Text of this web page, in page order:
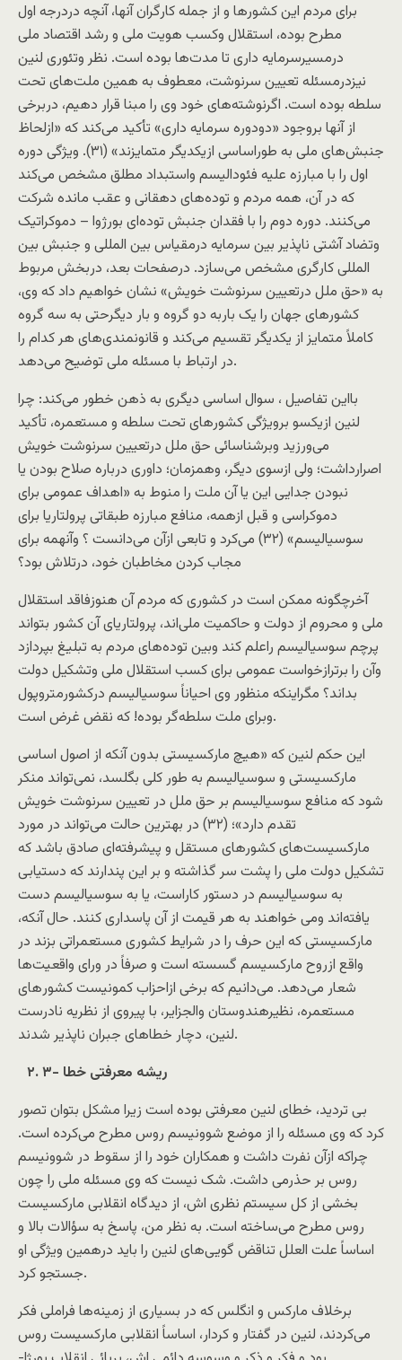
برای مردم اين کشورها و از جمله کارگران آنها، آنچه دردرجه اول
مطرح بوده، استقلال وکسب هويت ملی و رشد اقتصاد ملی
درمسيرسرمايه داری تا مدت‌ها بوده است. نظر وتئوری لنين
نيزدرمسئله تعيين سرنوشت، معطوف به همين ملت‌های تحت
سلطه بوده است. اگرنوشته‌های خود وی را مبنا قرار دهيم، دربرخی
از آنها بروجود «دودوره سرمايه داری» تأکيد می‌کند که «ازلحاظ
جنبش‌های ملی به طوراساسی ازيکديگر متمايزند» (۳۱). ويژگی دوره
اول را با مبارزه عليه فئوداليسم واستبداد مطلق مشخص می‌کند
که در آن، همه مردم و توده‌های دهقانی و عقب مانده شرکت
می‌کنند. دوره دوم را با فقدان جنبش توده‌ای بورژوا – دموکراتيک
وتضاد آشتی ناپذير بين سرمايه درمقياس بين المللی و جنبش بين
المللی کارگری مشخص می‌سازد. درصفحات بعد، دربخش مربوط
به «حق ملل درتعيين سرنوشت خويش» نشان خواهيم داد که وی،
کشورهای جهان را يک باربه دو گروه و بار ديگرحتی به سه گروه
کاملاً متمايز از يکديگر تقسيم می‌کند و قانونمندی‌های هر کدام را
در ارتباط با مسئله ملی توضيح می‌دهد.
بااين تفاصيل ، سوال اساسی ديگری به ذهن خطور می‌کند: چرا
لنين ازیکسو برويژگی کشورهای تحت سلطه و مستعمره، تأکيد
می‌ورزید وبرشناسائی حق ملل درتعيين سرنوشت خويش
اصرارداشت؛ ولی ازسوی دیگر، وهمزمان؛ داوری درباره صلاح بودن يا
نبودن جدايی اين يا آن ملت را منوط به «اهداف عمومی برای
دموکراسی و قبل ازهمه، منافع مبارزه طبقاتی پرولتاريا برای
سوسياليسم» (۳۲) می‌کرد و تابعی ازآن می‌دانست ؟ وآنهمه برای
مجاب کردن مخاطبان خود، درتلاش بود؟
آخرچگونه ممکن است در کشوری که مردم آن هنوزفاقد استقلال
ملی و محروم از دولت و حاکميت ملی‌اند، پرولتاريای آن کشور بتواند
پرچم سوسياليسم راعلم کند وبين توده‌های مردم به تبليغ بپردازد
وآن را برترازخواست عمومی برای کسب استقلال ملی وتشکيل دولت
بداند؟ مگراينکه منظور وی احياناً سوسياليسم درکشورمتروپول
وبرای ملت سلطه‌گر بوده! که نقض غرض است.
اين حکم لنين که «هيچ مارکسيستی بدون آنکه از اصول اساسی
مارکسيستی و سوسياليسم به طور کلی بگلسد، نمی‌تواند منکر
شود که منافع سوسياليسم بر حق ملل در تعيين سرنوشت خويش
تقدم دارد»؛ (۳۲) در بهترين حالت می‌تواند در مورد
مارکسيست‌های کشورهای مستقل و پيشرفته‌ای صادق باشد که
تشکيل دولت ملی را پشت سر گذاشته و بر اين پندارند که دستيابی
به سوسياليسم در دستور کاراست، يا به سوسياليسم دست
يافته‌اند ومی خواهند به هر قيمت از آن پاسداری کنند. حال آنکه،
مارکسيستی که اين حرف را در شرايط کشوری مستعمراتی بزند در
واقع ازروح مارکسيسم گسسته است و صرفاً در ورای واقعيت‌ها
شعار می‌دهد. می‌دانیم که برخی ازاحزاب کمونیست کشور‌های
مستعمره، نظیرهندوستان والجزایر، با پیروی از نظریه نادرست
لنین، دچار خطاهای جبران ناپذیر شدند.
۲. ۳- ريشه معرفتی خطا
بی ترديد، خطای لنين معرفتی بوده است زيرا مشکل بتوان تصور
کرد که وی مسئله را از موضع شوونيسم روس مطرح می‌کرده است.
چراکه ازآن نفرت داشت و همکاران خود را از سقوط در شوونيسم
روس بر حذرمی داشت. شک نيست که وی مسئله ملی را چون
بخشی از کل سيستم نظری اش، از ديدگاه انقلابی مارکسيست
روس مطرح می‌ساخته است. به نظر من، پاسخ به سؤالات بالا و
اساساً علت العلل تناقض گويی‌های لنين را بايد درهمين ويژگی او
جستجو کرد.
برخلاف مارکس و انگلس که در بسياری از زمينه‌ها فراملی فکر
می‌کردند، لنين در گفتار و کردار، اساساً انقلابی مارکسيست روس